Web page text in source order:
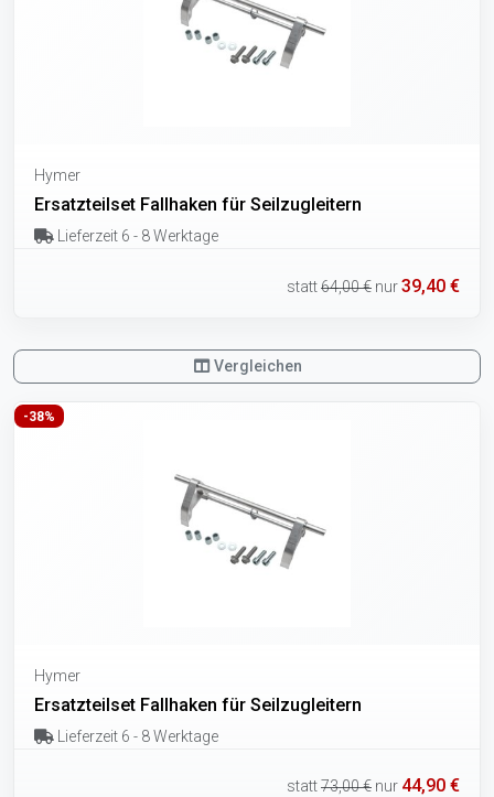
Hymer
Ersatzteilset Fallhaken für Seilzugleitern
Lieferzeit 6 - 8 Werktage
statt64,00 € nur39,40 €
Vergleichen
-38%
Hymer
Ersatzteilset Fallhaken für Seilzugleitern
Lieferzeit 6 - 8 Werktage
statt73,00 € nur 44,90 €